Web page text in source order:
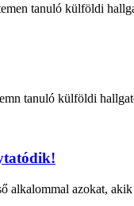
tanuló külföldi
tanuló külföldi
alkalommal azokat,